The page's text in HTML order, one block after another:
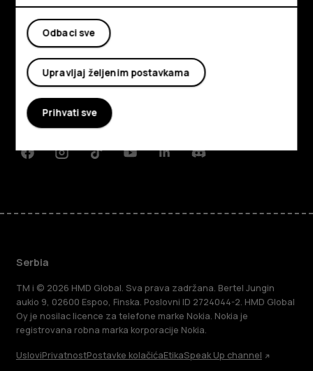
Istražite
O kompaniji
Planet and people
Podrška
FacebookInstagramTiktokYoutubeLinkedinDiscord
Serbia
TM i © 2026 HMD Global. Sva prava zadržana. Bertel Jungin
aukio 9, 02600 Espoo, Finska. Poslovni ID 2724044-2. HMD Global
Oy je nosilac licence za telefone marke Nokia. Nokia je
registrovana robna marka korporacije Nokia.
UsloviPrivatnostPostavke kolačićaEtikaSpeak Up channel
Odbaci sve
Upravljaj željenim postavkama
Prihvati sve